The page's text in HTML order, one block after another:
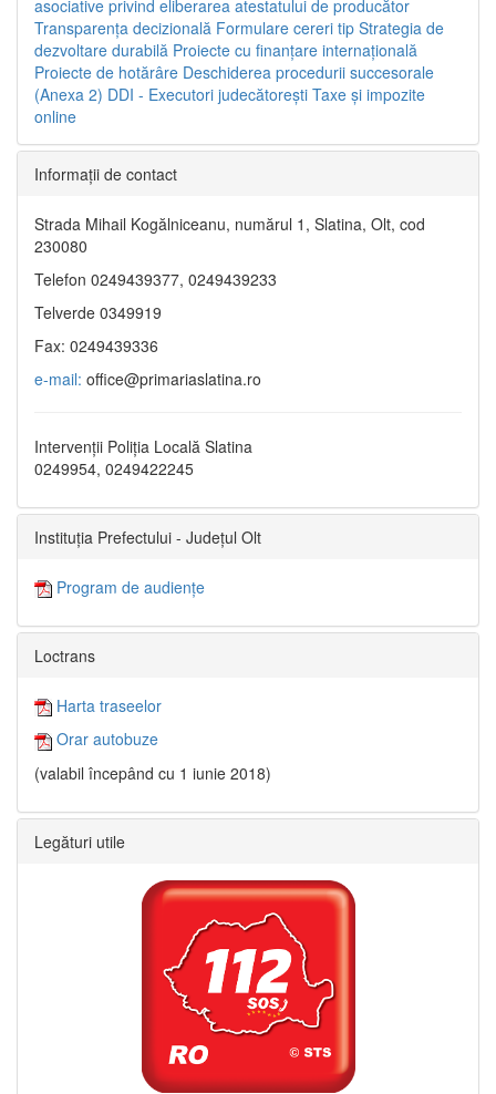
asociative privind eliberarea atestatului de producător
Transparenţa decizională Formulare cereri tip Strategia de
dezvoltare durabilă Proiecte cu finanţare internaţională
Proiecte de hotărâre Deschiderea procedurii succesorale
(Anexa 2) DDI - Executori judecătorești Taxe şi impozite
online
Informaţii de contact
Strada Mihail Kogălniceanu, numărul 1, Slatina, Olt, cod
230080
Telefon 0249439377, 0249439233
Telverde 0349919
Fax: 0249439336
e-mail: office@primariaslatina.ro
Intervenții Poliția Locală Slatina
0249954, 0249422245
Instituția Prefectului - Județul Olt
Program de audiențe
Loctrans
Harta traseelor
Orar autobuze
(valabil începând cu 1 iunie 2018)
Legături utile